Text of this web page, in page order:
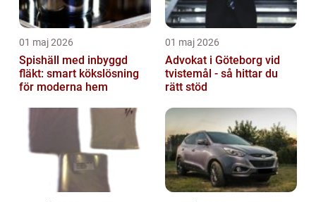
01 maj 2026
Spishäll med inbyggd
fläkt: smart kökslösning
för moderna hem
01 maj 2026
Advokat i Göteborg vid
tvistemål - så hittar du
rätt stöd